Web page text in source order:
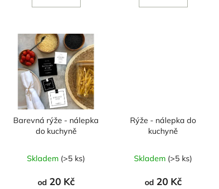
Barevná rýže - nálepka
do kuchyně
Skladem (>5 ks)
od 20 Kč
Rýže - nálepka do
kuchyně
Skladem (>5 ks)
od 20 Kč